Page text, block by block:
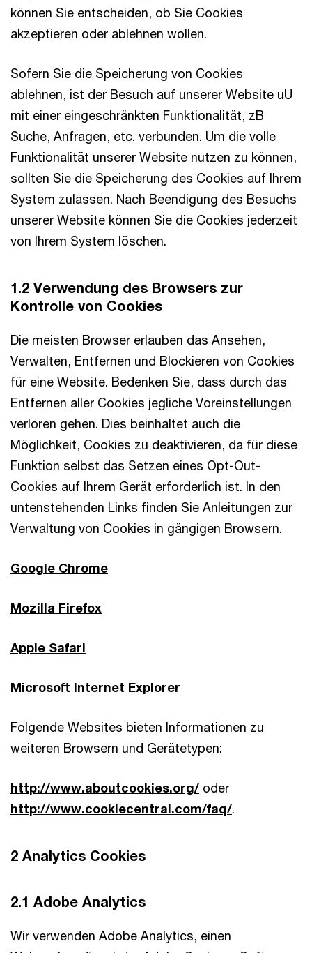
können Sie entscheiden, ob Sie Cookies
akzeptieren oder ablehnen wollen.
Sofern Sie die Speicherung von Cookies
ablehnen, ist der Besuch auf unserer Website uU
mit einer eingeschränkten Funktionalität, zB
Suche, Anfragen, etc. verbunden. Um die volle
Funktionalität unserer Website nutzen zu können,
sollten Sie die Speicherung des Cookies auf Ihrem
System zulassen. Nach Beendigung des Besuchs
unserer Website können Sie die Cookies jederzeit
von Ihrem System löschen.
1.2 Verwendung des Browsers zur
Kontrolle von Cookies
Die meisten Browser erlauben das Ansehen,
Verwalten, Entfernen und Blockieren von Cookies
für eine Website. Bedenken Sie, dass durch das
Entfernen aller Cookies jegliche Voreinstellungen
verloren gehen. Dies beinhaltet auch die
Möglichkeit, Cookies zu deaktivieren, da für diese
Funktion selbst das Setzen eines Opt-Out-
Cookies auf Ihrem Gerät erforderlich ist. In den
untenstehenden Links finden Sie Anleitungen zur
Verwaltung von Cookies in gängigen Browsern.
Google Chrome
Mozilla Firefox
Apple Safari
Microsoft Internet Explorer
Folgende Websites bieten Informationen zu
weiteren Browsern und Gerätetypen:
http://www.aboutcookies.org/ oder
http://www.cookiecentral.com/faq/.
2 Analytics Cookies
2.1 Adobe Analytics
Wir verwenden Adobe Analytics, einen